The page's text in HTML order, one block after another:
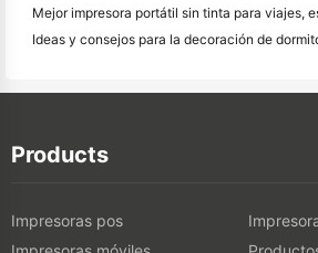
Ideas y consejos para la decoración de
Products
Impresoras pos